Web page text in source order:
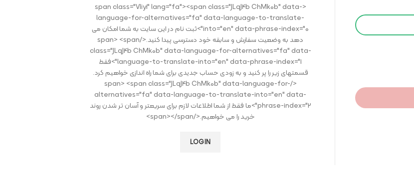
<span class="VIiyi" lang="fa"><span class="JLqJ4b ChMk0b" data-
language-for-alternatives="fa" data-language-to-translate-
into="en" data-phrase-index="0">ثبت نام در این سایت به شما امکان می
دهد به وضعیت سفارش و سابقه خود دسترسی پیدا کنید.</span> <span
class="JLqJ4b ChMk0b" data-language-for-alternatives="fa" data-
language-to-translate-into="en" data-phrase-index="1">فقط
قسمتهای زیر را پر کنید و به زودی حساب جدیدی برای شما راه اندازی خواهیم کرد.
</span> <span class="JLqJ4b ChMk0b" data-language-for-
alternatives="fa" data-language-to-translate-into="en" data-
phrase-index="2">ما فقط از شما اطلاعات لازم برای سریعتر و آسان تر شدن روند
خرید را می خواهیم.</span></span>
LOGIN